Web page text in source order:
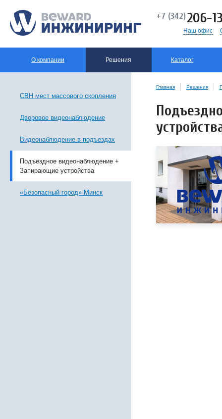
+7 (342)206-
Наш офис
О компании Решения Каталог
СВН мест массового скопления
Дворовое видеонаблюдение
Видеонаблюдение в подъездах
Подъездное видеонаблюдение +
Запирающие устройства
«Безопасный город» Минск
Главная Решения